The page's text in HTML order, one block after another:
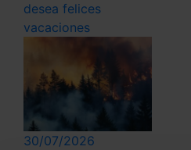
desea felices
vacaciones
30/07/2026